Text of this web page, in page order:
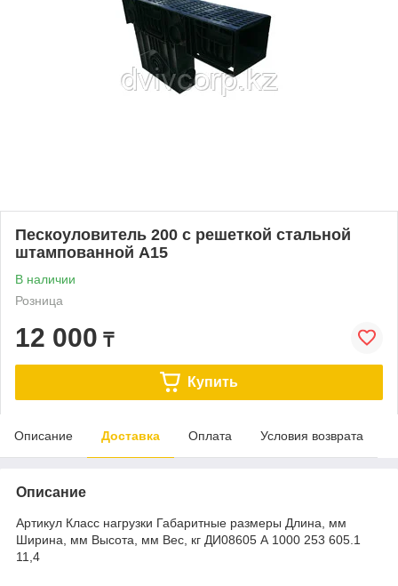
Пескоуловитель 200 с решеткой стальной
штампованной А15
В наличии
Розница
12 000 ₸
Купить
Описание Доставка Оплата Условия возврата
Описание
Артикул Класс нагрузки Габаритные размеры Длина, мм
Ширина, мм Высота, мм Вес, кг ДИ08605 А 1000 253 605.1
11,4